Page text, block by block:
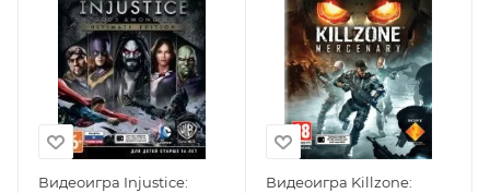
Видеоигра Injustice:
Видеоигра Killzone: